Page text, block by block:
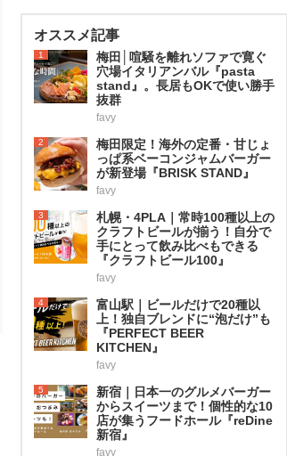
オススメ記事
1
梅田│喧騒を離れソファで寛ぐ
穴場イタリアンバル『pasta
stand』。長居もOKで使い勝手
抜群
favy
2
梅田限定！海外の定番・甘じょ
っぱ系ベーコンジャムバーガー
が新登場『BRISK STAND』
favy
3
札幌・4PLA｜常時100種以上の
クラフトビールが揃う！自分で
手にとって飲み比べもできる
『クラフトビール100』
favy
4
富山駅｜ビールだけで20種以
上！独自ブレンドに“泡だけ”も
『PERFECT BEER
KITCHEN』
favy
5
新宿｜日本一のグルメバーガー
からスイーツまで！個性的な10
店が集うフードホール『reDine
新宿』
favy